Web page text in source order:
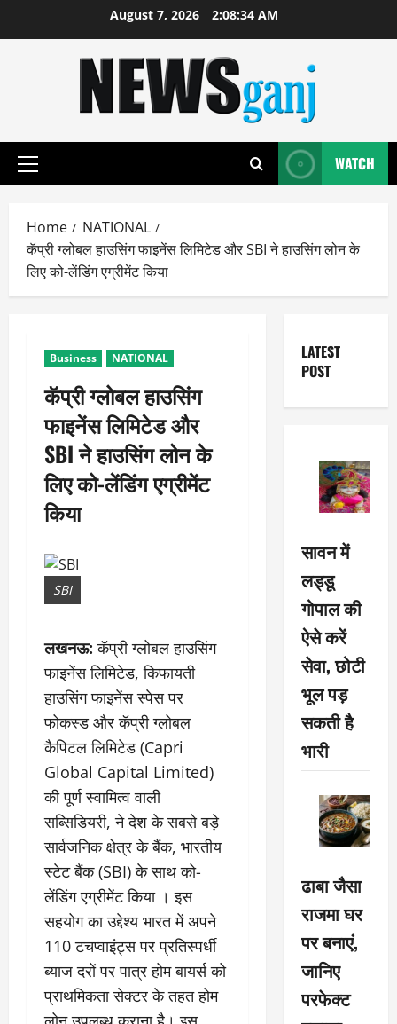
August 7, 2026 2:08:34 AM
Primary
WATCH
Home
NATIONAL
कॅप्री ग्लोबल हाउसिंग फाइनेंस लिमिटेड और SBI ने हाउसिंग लोन के
लिए को-लेंडिंग एग्रीमेंट किया
Business NATIONAL
कॅप्री ग्लोबल हाउसिंग
फाइनेंस लिमिटेड और
SBI ने हाउसिंग लोन के
लिए को-लेंडिंग एग्रीमेंट
किया
SBI
लखनऊ: कॅप्री ग्लोबल हाउसिंग
फाइनेंस लिमिटेड, किफायती
हाउसिंग फाइनेंस स्पेस पर
फोकस्ड और कॅप्री ग्लोबल
कैपिटल लिमिटेड (Capri
Global Capital Limited)
की पूर्ण स्वामित्व वाली
सब्सिडियरी, ने देश के सबसे बड़े
सार्वजनिक क्षेत्र के बैंक, भारतीय
स्टेट बैंक (SBI) के साथ को-
लेंडिंग एग्रीमेंट किया । इस
सहयोग का उद्देश्य भारत में अपने
110 टचप्वाइंट्स पर प्रतिस्पर्धी
ब्याज दरों पर पात्र होम बायर्स को
प्राथमिकता सेक्टर के तहत होम
LATEST
POST
सावन में
लड्डू
गोपाल की
ऐसे करें
सेवा, छोटी
भूल पड़
सकती है
भारी
ढाबा जैसा
राजमा घर
पर बनाएं,
जानिए
परफेक्ट